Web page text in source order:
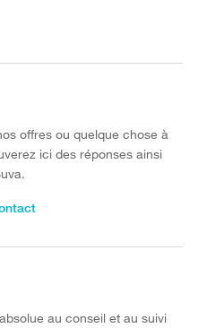
offres ou quelque chose à
ici des réponses ainsi
au conseil et au suivi